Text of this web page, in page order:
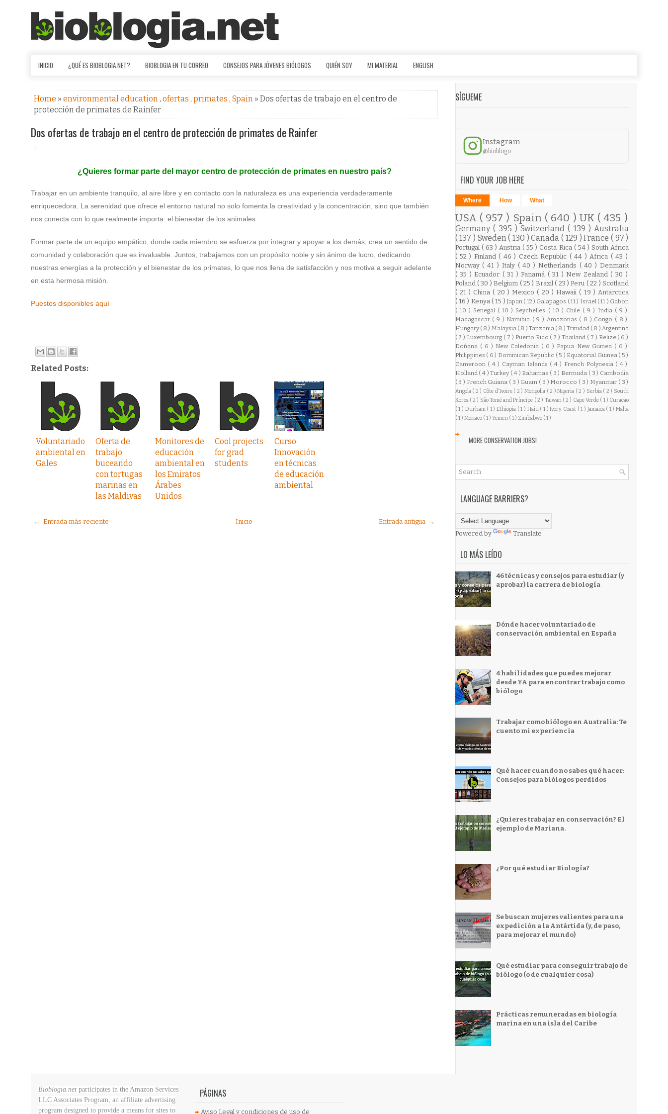
INICIO ¿QUÉ ES BIOBLOGIA.NET? BIOBLOGIA EN TU CORREO CONSEJOS PARA JÓVENES BIÓLOGOS QUIÉN SOY MI MATERIAL ENGLISH
Home » environmental education, ofertas , primates , Spain » Dos ofertas de trabajo en el centro de
protección de primates de Rainfer
Dos ofertas de trabajo en el centro de protección de primates de Rainfer
¿Quieres formar parte del mayor centro de protección de primates en nuestro país?
Trabajar en un ambiente tranquilo, al aire libre y en contacto con la naturaleza es una experiencia verdaderamente
enriquecedora. La serenidad que ofrece el entorno natural no solo fomenta la creatividad y la concentración, sino que también
nos conecta con lo que realmente importa: el bienestar de los animales.
Formar parte de un equipo empático, donde cada miembro se esfuerza por integrar y apoyar a los demás, crea un sentido de
comunidad y colaboración que es invaluable. Juntos, trabajamos con un propósito noble y sin ánimo de lucro, dedicando
nuestras energías a la protección y el bienestar de los primates, lo que nos llena de satisfacción y nos motiva a seguir adelante
en esta hermosa misión.
Puestos disponibles aquí
Related Posts:
Voluntariado
ambiental en
Gales
Oferta de
trabajo
buceando
con tortugas
marinas en
las Maldivas
Monitores de
educación
ambiental en
los Emiratos
Árabes
Unidos
Cool projects
for grad
students
Curso
Innovación
en técnicas
de educación
ambiental
← Entrada más reciente Entrada antigua →
Inicio
SÍGUEME
Instagram
@bioblogo
FIND YOUR JOB HERE
Where How What
USA ( 957 ) Spain ( 640 ) UK ( 435 )
Germany ( 395 )Switzerland( 139 )Australia
( 137 ) Sweden( 130 )Canada( 129 )France ( 97 )
Portugal ( 63 ) Austria ( 55 ) Costa Rica ( 54 ) South Africa
( 52 ) Finland ( 46 ) Czech Republic ( 44 )Africa ( 43 )
Norway ( 41 ) Italy ( 40 ) Netherlands ( 40 ) Denmark
( 35 ) Ecuador ( 31 ) Panamá ( 31 ) New Zealand ( 30 )
Poland ( 30 ) Belgium ( 25 ) Brazil ( 23 ) Peru ( 22 ) Scotland
( 21 ) China ( 20 ) Mexico ( 20 ) Hawaii ( 19 )Antarctica
( 16 ) Kenya ( 15 ) Japan ( 12 ) Galapagos ( 11 ) Israel ( 11 ) Gabon
( 10 ) Senegal ( 10 ) Seychelles ( 10 ) Chile ( 9 ) India ( 9 )
Madagascar ( 9 ) Namibia ( 9 ) Amazonas ( 8 ) Congo ( 8 )
Hungary ( 8 ) Malaysia ( 8 ) Tanzania ( 8 ) Trinidad ( 8 )Argentina
( 7 ) Luxembourg ( 7 ) Puerto Rico ( 7 )Thailand ( 7 ) Belize ( 6 )
Doñana ( 6 ) New Caledonia ( 6 ) Papua New Guinea ( 6 )
Philippines ( 6 ) Dominican Republic ( 5 ) Equatorial Guinea ( 5 )
Cameroon ( 4 ) Cayman Islands ( 4 ) French Polynesia ( 4 )
Holland ( 4 )Turkey ( 4 ) Bahamas ( 3 ) Bermuda ( 3 ) Cambodia
( 3 ) French Guiana ( 3 ) Guam ( 3 ) Morocco ( 3 ) Myanmar ( 3 )
Angola ( 2 ) Côte d'Ivoire ( 2 ) Mongolia ( 2 )Nigeria ( 2 ) Serbia ( 2 ) South
Korea ( 2 ) São Tomé and Príncipe ( 2 ) Taiwan ( 2 ) Cape Verde ( 1 ) Curacao
( 1 ) Durham ( 1 )Ethiopia ( 1 ) Haiti ( 1 )Ivory Coast ( 1 ) Jamaica ( 1 )Malta
( 1 ) Monaco ( 1 ) Yemen ( 1 ) Zimbabwe ( 1 )
MORE CONSERVATION JOBS!
LANGUAGE BARRIERS?
Powered by Translate
LO MÁS LEÍDO
46 técnicas y consejos para estudiar (y
aprobar) la carrera de biología
Dónde hacer voluntariado de
conservación ambiental en España
4 habilidades que puedes mejorar
desde YA para encontrar trabajo como
biólogo
Trabajar como biólogo en Australia: Te
cuento mi experiencia
Qué hacer cuando no sabes qué hacer:
Consejos para biólogos perdidos
¿Quieres trabajar en conservación? El
ejemplo de Mariana.
¿Por qué estudiar Biología?
Se buscan mujeres valientes para una
expedición a la Antártida (y, de paso,
para mejorar el mundo)
Qué estudiar para conseguir trabajo de
biólogo (o de cualquier cosa)
Prácticas remuneradas en biología
marina en una isla del Caribe
Bioblogia.net participates in the Amazon Services
LLC Associates Program, an affiliate advertising
program designed to provide a means for sites to
PÁGINAS
Aviso Legal y condiciones de uso de